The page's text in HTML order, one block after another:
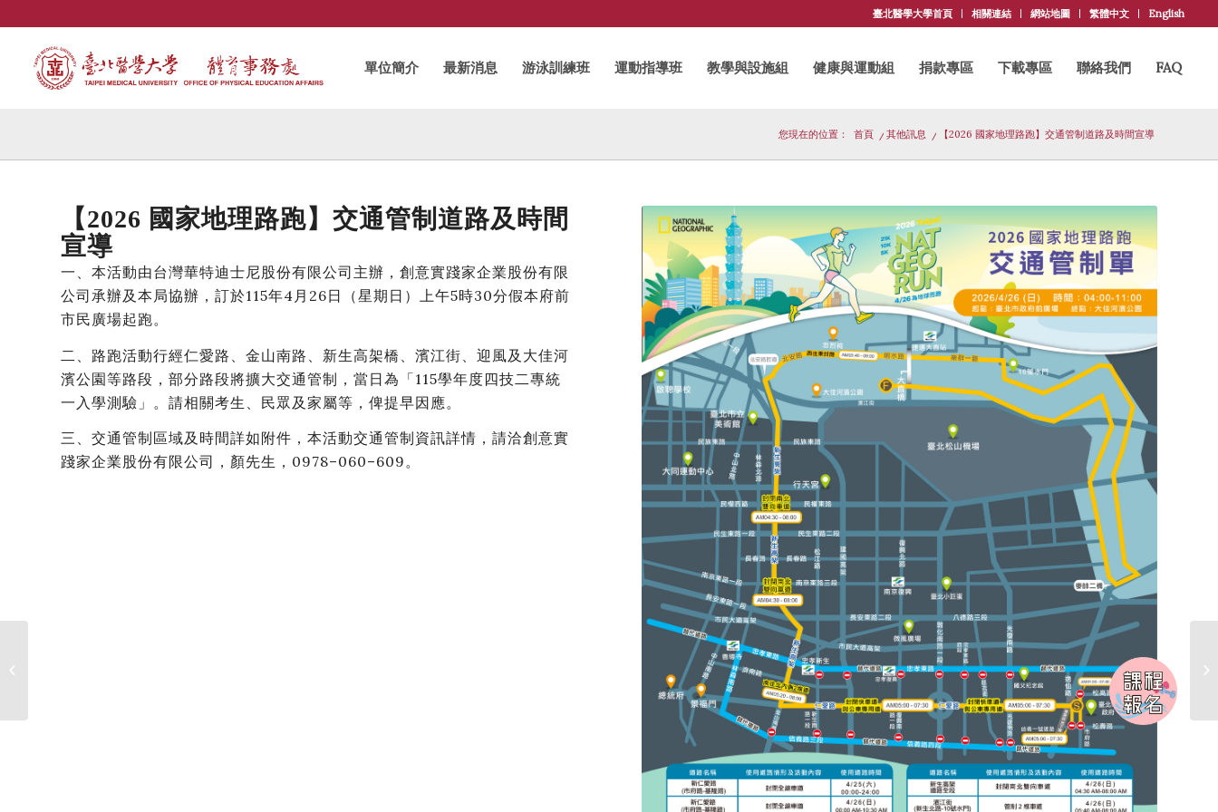
臺北醫學大學首頁 相關連結 網站地圖 繁體中文 English
單位簡介 最新消息 游泳訓練班 運動指導班 教學與設施組 健康與運動組 捐款專區 下載專區 聯絡我們 FAQ
您現在的位置： 首頁 / 其他訊息 / 【2026 國家地理路跑】交通管制道路及時間宣導
【2026 國家地理路跑】交通管制道路及時間
宣導
一、本活動由台灣華特迪士尼股份有限公司主辦，創意實踐家企業股份有限
公司承辦及本局協辦，訂於115年4月26日（星期日）上午5時30分假本府前
市民廣場起跑。
二、路跑活動行經仁愛路、金山南路、新生高架橋、濱江街、迎風及大佳河
濱公園等路段，部分路段將擴大交通管制，當日為「115學年度四技二專統
一入學測驗」。請相關考生、民眾及家屬等，俾提早因應。
三、交通管制區域及時間詳如附件，本活動交通管制資訊詳情，請洽創意實
踐家企業股份有限公司，顏先生，0978–060–609。